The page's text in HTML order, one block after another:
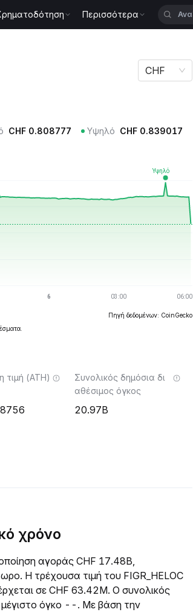
Περισσότερα
CHF
CHF 0.808777 Υψηλό CHF 0.839017
Πηγή δεδομένων: CoinGecko
τιμή (ATH)
Συνολικός δημόσια δι
αθέσιμος όγκος
20.97B
χρόνο
αγοράς CHF 17.48B,
Η τρέχουσα τιμή του FIGR_HELOC
σε CHF 63.42M. Ο συνολικός
μέγιστο όγκο --. Με βάση την